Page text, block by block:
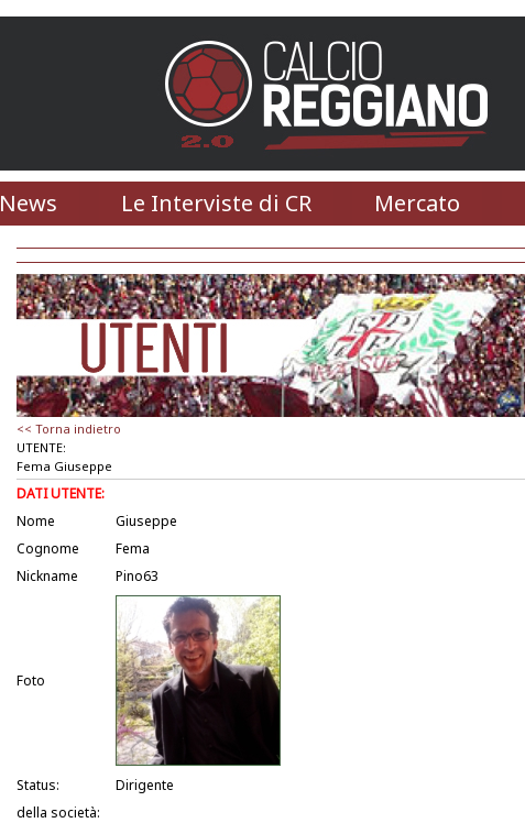
News Le Interviste di CR Mercato
<< Torna indietro
UTENTE:
Fema Giuseppe
DATI UTENTE:
Nome
Giuseppe
Cognome
Fema
Nickname
Pino63
Foto
Status:
Dirigente
della società: